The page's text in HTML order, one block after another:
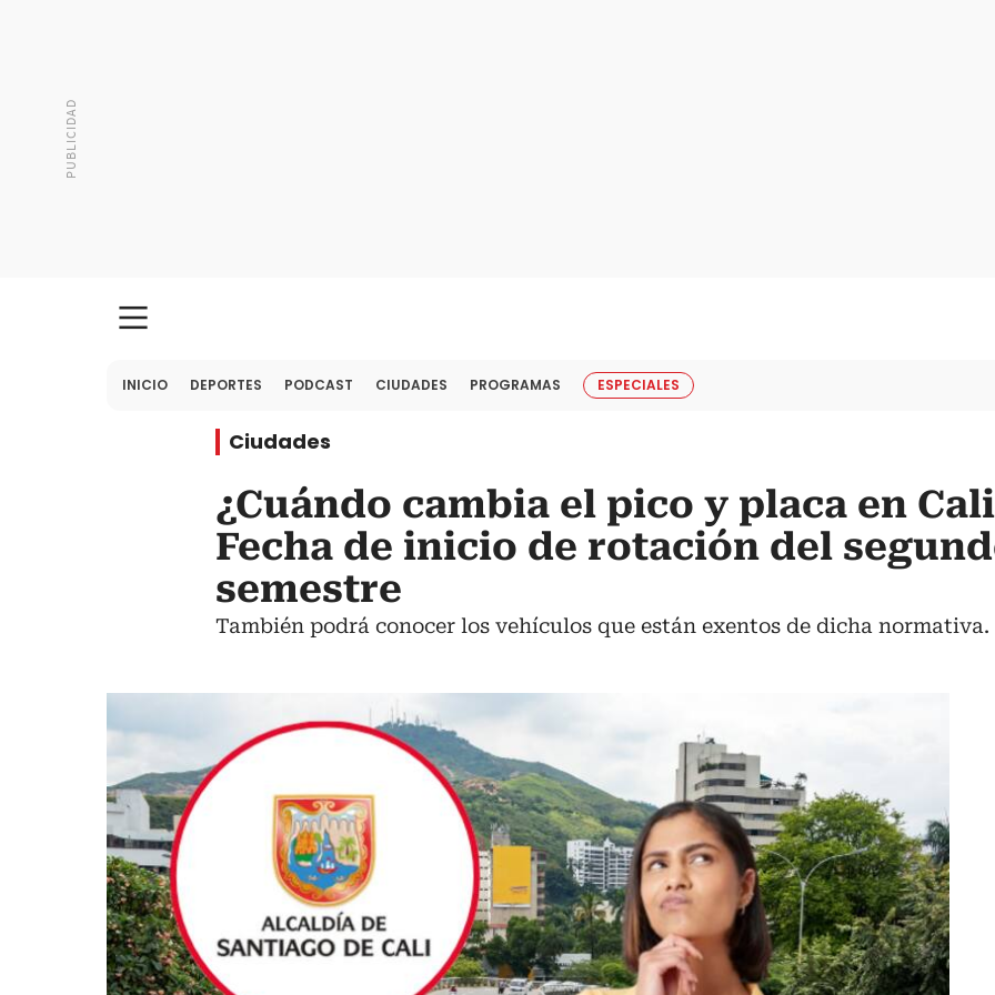
INICIO DEPORTES PODCAST CIUDADES PROGRAMAS ESPECIALES
Ciudades
¿Cuándo cambia el pico y placa en Cali
Fecha de inicio de rotación del
semestre
También podrá conocer los vehículos que están exentos de dicha normativa.